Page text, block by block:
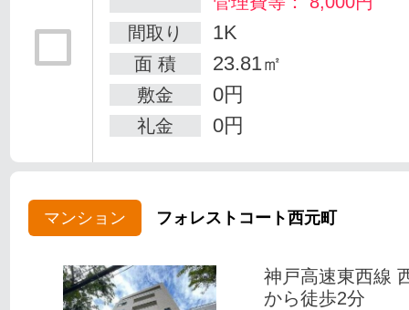
間取り
1K
面 積 23.81㎡
敷金 0円
礼金 0円
マンション フォレストコート西元町
神戸高速東西線
から徒歩2分